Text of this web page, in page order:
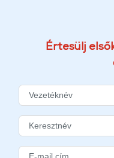
Értesülj